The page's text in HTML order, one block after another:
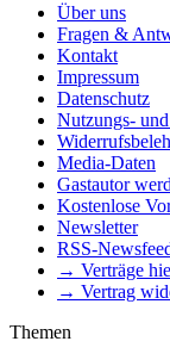
Über uns
Fragen &
Kontakt
Impressum
Datenschutz
Nutzungs-
Media-Daten
Gastautor
Kostenlose
Newsletter
RSS-
→ Verträge
→ Vertrag
Themen